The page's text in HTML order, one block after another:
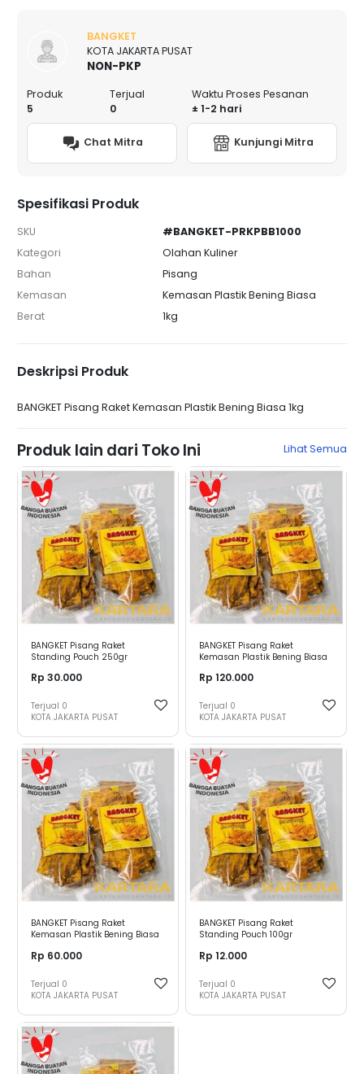
BANGKET
KOTA JAKARTA PUSAT
NON-PKP
Produk
5
Terjual
0
Waktu Proses Pesanan
± 1-2 hari
Chat Mitra Kunjungi Mitra
Spesifikasi Produk
SKU
#BANGKET-PRKPBB1000
Kategori
Olahan Kuliner
Bahan
Pisang
Kemasan
Kemasan Plastik Bening Biasa
Berat
1kg
Deskripsi Produk
BANGKET Pisang Raket Kemasan Plastik Bening Biasa 1kg
Produk lain dari Toko Ini Lihat Semua
BANGKET Pisang Raket
Standing Pouch 250gr
Rp 30.000
Terjual 0
KOTA JAKARTA PUSAT
BANGKET Pisang Raket
Kemasan Plastik Bening Biasa
Rp 120.000
Terjual 0
KOTA JAKARTA PUSAT
BANGKET Pisang Raket
Kemasan Plastik Bening Biasa
Rp 60.000
Terjual 0
KOTA JAKARTA PUSAT
BANGKET Pisang Raket
Standing Pouch 100gr
Rp 12.000
Terjual 0
KOTA JAKARTA PUSAT